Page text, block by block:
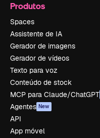
Produtos
Spaces
Assistente de IA
Gerador de imagens
Gerador de vídeos
Texto para voz
Conteúdo de stock
MCP para Claude/ChatGPT
Agentes New
API
App móvel